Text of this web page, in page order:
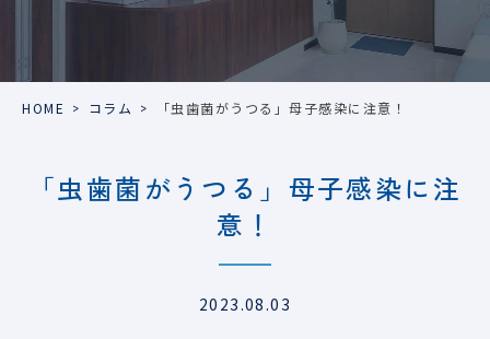
HOME > コラム > 「虫歯菌がうつる」母子感染に注意！
「虫歯菌がうつる」母子感染に注
意！
2023.08.03